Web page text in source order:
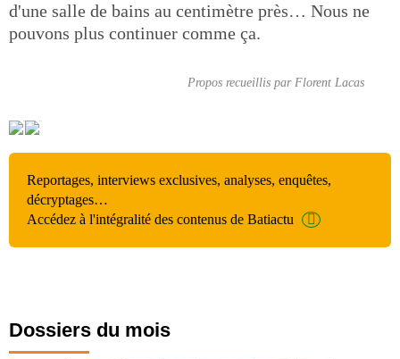
d'une salle de bains au centimètre près… Nous ne
pouvons plus continuer comme ça.
Propos recueillis par Florent Lacas
Reportages, interviews exclusives, analyses, enquêtes,
décryptages…
Accédez à l'intégralité des contenus de Batiactu
Dossiers du mois